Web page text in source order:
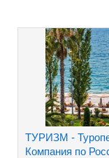
ТУРИЗМ -
Компания по